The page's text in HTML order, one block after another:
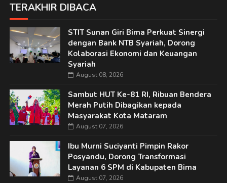
TERAKHIR DIBACA
STIT Sunan Giri Bima Perkuat Sinergi
dengan Bank NTB Syariah, Dorong
Kolaborasi Ekonomi dan Keuangan
Syariah
August 08, 2026
Sambut HUT Ke-81 RI, Ribuan Bendera
Merah Putih Dibagikan kepada
Masyarakat Kota Mataram
August 07, 2026
Ibu Murni Suciyanti Pimpin Rakor
Posyandu, Dorong Transformasi
Layanan 6 SPM di Kabupaten Bima
August 07, 2026